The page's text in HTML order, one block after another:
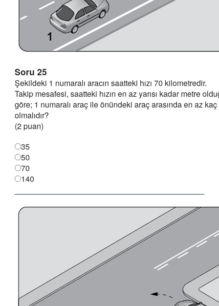
Soru 25
Şekildeki 1 numaralı aracın saatteki hızı 70 kilometredir.
Takip mesafesi, saatteki hızın en az yarısı kadar metre
göre; 1 numaralı araç ile önündeki araç arasında en az
olmalıdır?
(2 puan)
35
50
70
140